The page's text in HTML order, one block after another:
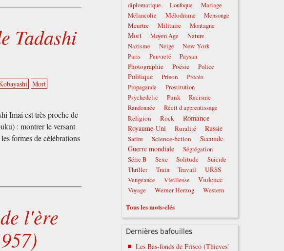
Tadashi
Mort
Imai est très proche de
: montrer le versant
formes de célébrations
l'ère
diplomatique
Loufoque
Mariage
Mélancolie
Mélodrame Mensonge
Meurtre Militaire Montagne
Mort Moyen Âge
Nature
Nazisme
Neige New York
Paris Pauvreté Paysan
Photographie Poésie Police
Politique Prison
Procès
Propagande
Prostitution
Psychedelic
Punk
Racisme
Randonnée
Récit d apprentissage
Religion Rock Romance
Royaume-Uni Ruralité Russie
Satire Science-fiction
Seconde
Guerre mondiale
Ségrégation
Série B
Sexe Solitude
Suicide
Thriller
Train Travail URSS
Vengeance Vieillesse Violence
Voyage Werner Herzog Western
Tous les mots-clés
Dernières bafouilles
Les Bas-fonds de Frisco (Thieves'